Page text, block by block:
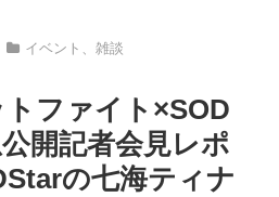
イベント、雑談
トファイト×SOD
開記者会見レポ
の七海ティナ